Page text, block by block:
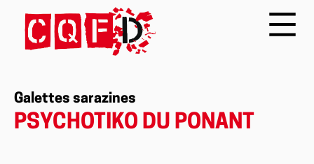
Galettes sarazines
PSYCHOTIKO DU PONANT